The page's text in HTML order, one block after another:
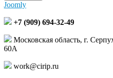
Joomly
+7 (909) 694-32-49
Московская область, г.
60А
work@cirip.ru